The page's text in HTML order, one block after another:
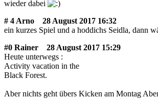
wieder dabei
# 4 Arno
28 August 2017 16:32
ein kurzes Spiel und a hoddichs Seidla, dann
#0 Rainer
28 August 2017 15:29
Heute unterwegs :
Activity vacation in the
Black Forest.
Aber nichts geht übers Kicken am Montag